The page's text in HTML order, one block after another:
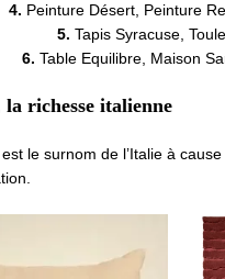
4. Peinture Désert, Peinture
5. Tapis Syracuse,
6. Table Equilibre, Maison
richesse italienne
le surnom de l’Italie à